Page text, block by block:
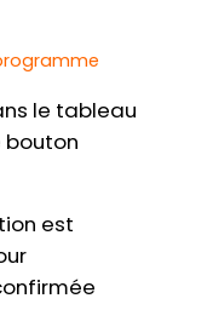
le tableau
bouton
est